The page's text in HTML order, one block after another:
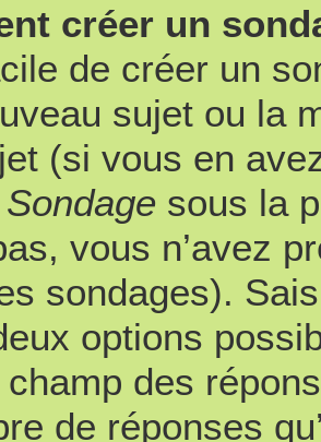
créer un
de créer un
sujet ou la
(si vous en
Sondage sous la
vous n’avez
sondages).
options
des
de réponses